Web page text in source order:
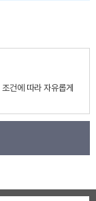
조건에 따라 자유롭게